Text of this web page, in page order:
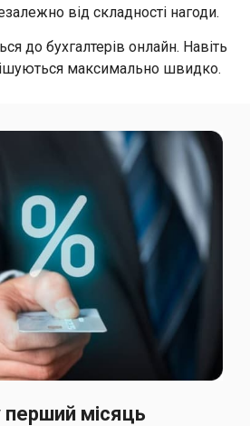
від складності нагоди.
до бухгалтерів онлайн. Навіть
максимально швидко.
перший місяць